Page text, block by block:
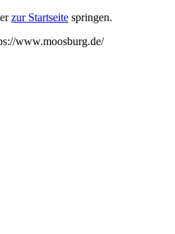
zur Startseite springen.
www.moosburg.de/